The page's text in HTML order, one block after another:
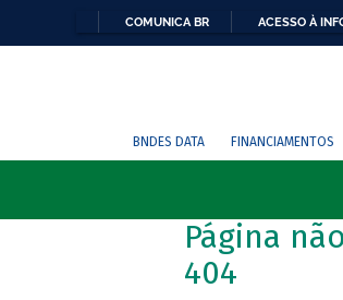
COMUNICA BR ACESSO À
BNDES DATA FINANCIAMENTOS
Página
404